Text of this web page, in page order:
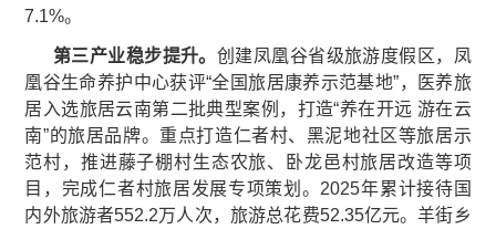
7.1%。
第三产业稳步提升。 创建凤凰谷省级旅游度假区，凤
凰谷生命养护中心获评“全国旅居康养示范基地”，医养旅
居入选旅居云南第二批典型案例，打造“养在开远 游在云
南”的旅居品牌。重点打造仁者村、黑泥地社区等旅居示
范村，推进藤子棚村生态农旅、卧龙邑村旅居改造等项
目，完成仁者村旅居发展专项策划。2025年累计接待国
内外旅游者552.2万人次，旅游总花费52.35亿元。羊街乡